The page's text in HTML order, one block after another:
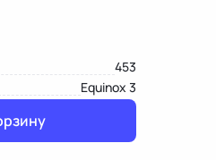
453
Equinox 3